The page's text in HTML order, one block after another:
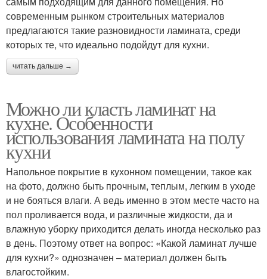
современным рынком строительных материалов
предлагаются такие разновидности ламината, среди
которых те, что идеально подойдут для кухни.
читать дальше →
Можно ли класть ламинат на
кухне. Особенности
использования ламината на полу
кухни
Напольное покрытие в кухонном помещении, такое как
на фото, должно быть прочным, теплым, легким в уходе
и не бояться влаги. А ведь именно в этом месте часто на
пол проливается вода, и различные жидкости, да и
влажную уборку приходится делать иногда несколько раз
в день. Поэтому ответ на вопрос: «Какой ламинат лучше
для кухни?» однозначен – материал должен быть
влагостойким.